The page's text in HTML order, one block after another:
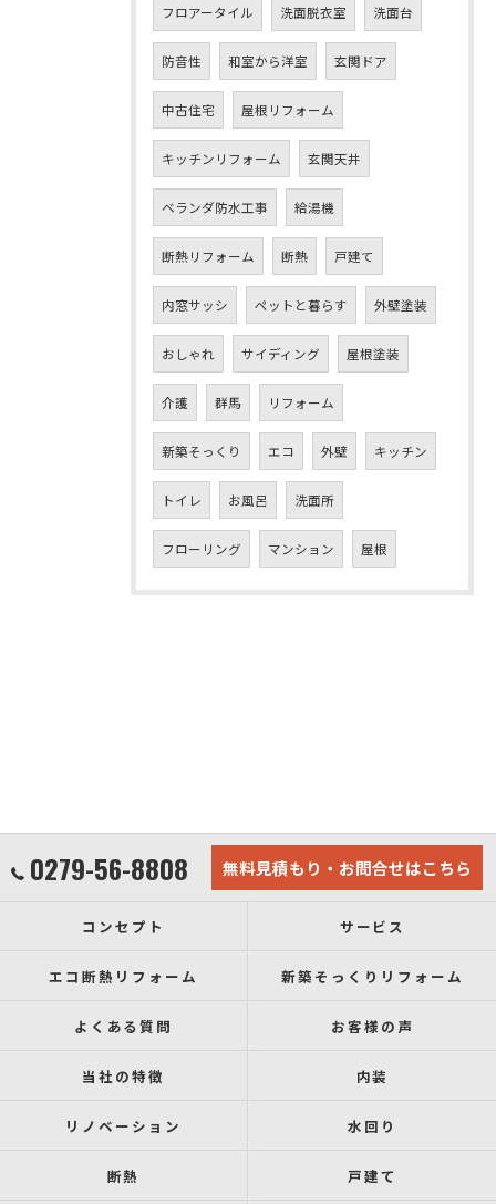
フロアータイル 洗面脱衣室 洗面台
防音性 和室から洋室 玄関ドア
中古住宅 屋根リフォーム
キッチンリフォーム 玄関天井
ベランダ防水工事 給湯機
断熱リフォーム 断熱 戸建て
内窓サッシ ペットと暮らす 外壁塗装
おしゃれ サイディング 屋根塗装
介護 群馬 リフォーム
新築そっくり エコ 外壁 キッチン
トイレ お風呂 洗面所
フローリング マンション 屋根
0279-56-8808 無料見積もり・お問合せはこちら
コンセプト サービス
エコ断熱リフォーム 新築そっくりリフォーム
よくある質問 お客様の声
当社の特徴 内装
リノベーション 水回り
断熱 戸建て